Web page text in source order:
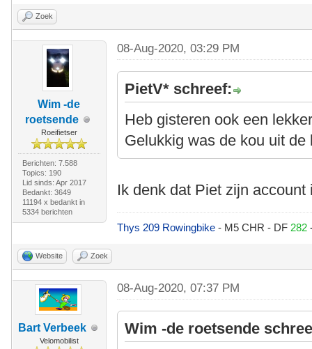
Zoek
Wim -de
roetsende
Roeifietser
Berichten: 7.588
Topics: 190
Lid sinds: Apr 2017
Bedankt: 3649
11194 x bedankt in
5334 berichten
08-Aug-2020, 03:29 PM
PietV* schreef:
Heb gisteren ook een
Gelukkig was de kou uit de
Ik denk dat Piet zijn
Thys 209 Rowingbike- M5 CHR - DF 282
Website Zoek
Bart Verbeek
Velomobilist
08-Aug-2020, 07:37 PM
Wim -de roetsende